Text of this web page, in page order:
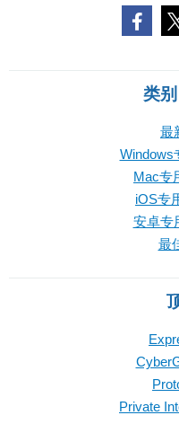
类
最
Windows
Mac专
iOS专
安卓专
最
Private